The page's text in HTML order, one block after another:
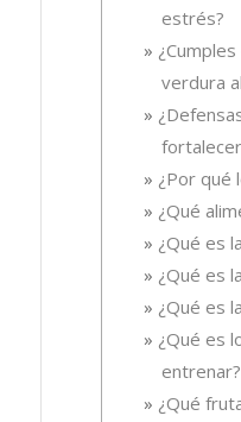
estrés?
verdura
¿Por qué
¿Qué
¿Qué es
¿Qué es
¿Qué es
¿Qué es
entrenar?
¿Qué